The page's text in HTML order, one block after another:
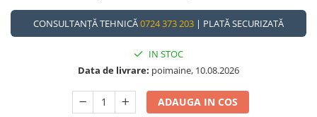
CONSULTANȚĂ TEHNICĂ0724 373 203 | PLATĂ SECURIZATĂ
IN STOC
Data de livrare: poimaine, 10.08.2026
ADAUGA IN COS